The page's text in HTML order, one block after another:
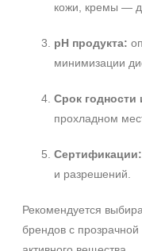
кожи, кремы —
pH продукта:
минимизации
Срок годности
прохладном
Сертификации:
и разрешений.
Рекомендуется
брендов с